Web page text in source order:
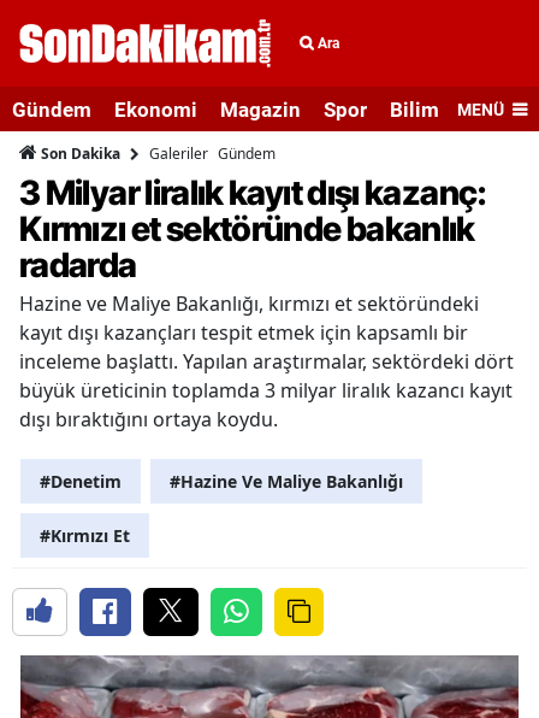
Ara
Gündem Ekonomi Magazin Spor Bilim veMENÜ
Son Dakika Galeriler Gündem
3 Milyar liralık kayıt dışı kazanç:
Kırmızı et sektöründe bakanlık
radarda
Hazine ve Maliye Bakanlığı, kırmızı et sektöründeki
kayıt dışı kazançları tespit etmek için kapsamlı bir
inceleme başlattı. Yapılan araştırmalar, sektördeki dört
büyük üreticinin toplamda 3 milyar liralık kazancı kayıt
dışı bıraktığını ortaya koydu.
#Denetim #Hazine Ve Maliye Bakanlığı
#Kırmızı Et